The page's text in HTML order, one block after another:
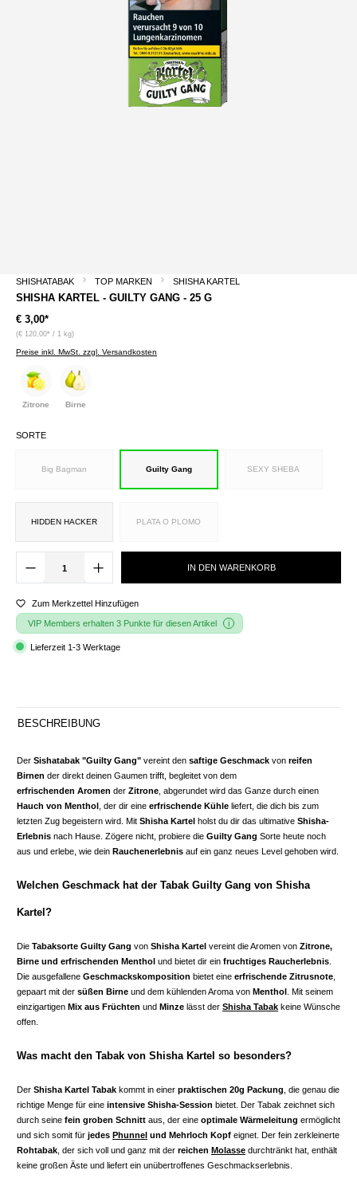
SHISHATABAK TOP MARKEN SHISHA KARTEL
SHISHA KARTEL - GUILTY GANG - 25 G
€ 3,00*
(€ 120,00* / 1 kg)
Preise inkl. MwSt. zzgl. Versandkosten
Zitrone Birne
SORTE
Big Bagman Guilty Gang SEXY SHEBA
HIDDEN HACKER PLATA O PLOMO
IN DEN WARENKORB
Zum Merkzettel Hinzufügen
VIP Members erhalten 3 Punkte für diesen Artikel
Lieferzeit 1-3 Werktage
BESCHREIBUNG
Der Sishatabak "Guilty Gang" vereint den saftige Geschmack von reifen
Birnen der direkt deinen Gaumen trifft, begleitet von dem
erfrischenden Aromen der Zitrone , abgerundet wird das Ganze durch einen
Hauch von Menthol
, der dir eine erfrischende Kühle liefert, die dich bis zum
letzten Zug begeistern wird. Mit Shisha Kartel holst du dir das ultimative Shisha-
Erlebnis nach Hause. Zögere nicht, probiere die Guilty Gang Sorte heute noch
aus und erlebe, wie dein Rauchenerlebnis auf ein ganz neues Level gehoben wird.
Welchen Geschmack hat der Tabak Guilty Gang von Shisha
Kartel?
Die Tabaksorte Guilty Gang von Shisha Kartel vereint die Aromen von Zitrone,
Birne und erfrischenden Menthol und bietet dir ein fruchtiges Raucherlebnis
Die ausgefallene Geschmackskomposition bietet eine erfrischende Zitrusnote
gepaart mit der süßen Birne und dem kühlenden Aroma von Menthol
. Mit seinem
einzigartigen Mix aus Früchten und Minze lässt der Shisha Tabak keine Wünsche
offen.
Was macht den Tabak von Shisha Kartel so besonders?
Der Shisha Kartel Tabak kommt in einer praktischen 20g Packung , die genau die
richtige Menge für eine intensive Shisha-Session bietet. Der Tabak zeichnet sich
durch seine fein groben Schnitt aus, der eine optimale Wärmeleitung ermöglicht
und sich somit für jedes Phunnel und Mehrloch Kopf eignet. Der fein zerkleinerte
Rohtabak , der sich voll und ganz mit der reichen Molasse durchtränkt hat, enthält
keine großen Äste und liefert ein unübertroffenes Geschmackserlebnis.